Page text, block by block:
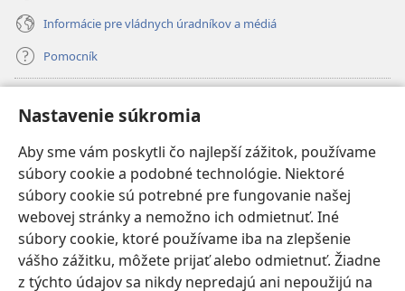
Nastavenie súkromia
Aby sme vám poskytli čo najlepší zážitok, používame
súbory cookie a podobné technológie. Niektoré
súbory cookie sú potrebné pre fungovanie našej
webovej stránky a nemožno ich odmietnuť. Iné
súbory cookie, ktoré používame iba na zlepšenie
vášho zážitku, môžete prijať alebo odmietnuť. Žiadne
z týchto údajov sa nikdy nepredajú ani nepoužijú na
Informácie pre vládnych úradníkov a médiá
Pomocník
(otvorí
nové
okno)
INTERNETOVÁ KNIŽNICA Strážnej veže
(otvorí
nové
okno)JW Hub ®
(otvorí
nové
okno)JW Library
Watchtower Library